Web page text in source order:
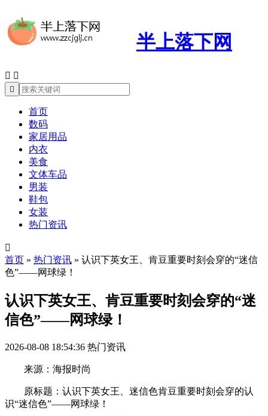
半上落下网
 

首页
数码
家居用品
内衣
美食
文体车品
男装
鞋包
女装
热门资讯

首页 » 热门资讯 » 认识下英女王、肯豆重要时刻会穿的“迷信
色”——网球绿！
认识下英女王、肯豆重要时刻会穿的“迷
信色”——网球绿！
2026-08-08 18:54:36 热门资讯
来源：海报时尚
原标题：认识下英女王、迷信色肯豆重要时刻会穿的认
识“迷信色”——网球绿！